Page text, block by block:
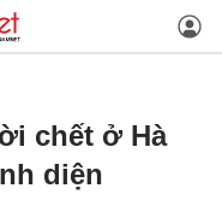
chết ở Hà
diện